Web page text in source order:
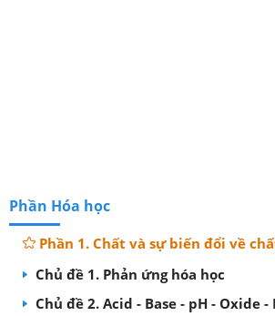
Phần Hóa học
Phần 1. Chất và sự biến đổi về
Chủ đề 1. Phản ứng hóa học
Chủ đề 2. Acid - Base - pH - Oxide -